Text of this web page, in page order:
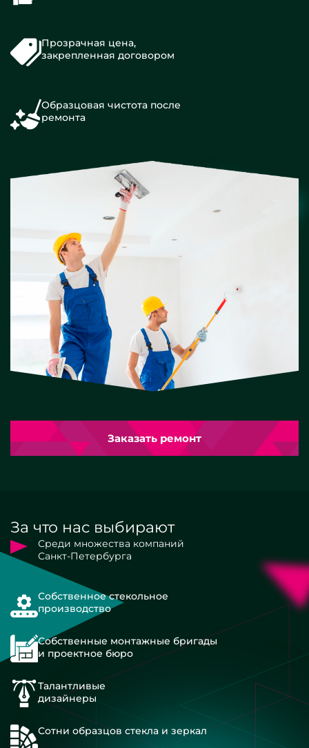
Прозрачная цена,
закрепленная договором
Образцовая чистота после
ремонта
Заказать ремонт
За что нас выбирают
Среди множества компаний
Санкт-Петербурга
Собственное стекольное
производство
Собственные монтажные бригады
и проектное бюро
Талантливые
дизайнеры
Сотни образцов стекла и зеркал